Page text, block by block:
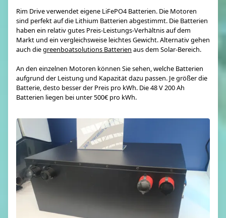
Rim Drive verwendet eigene LiFePO4 Batterien. Die Motoren
sind perfekt auf die Lithium Batterien abgestimmt. Die Batterien
haben ein relativ gutes Preis-Leistungs-Verhältnis auf dem
Markt und ein vergleichsweise leichtes Gewicht. Alternativ gehen
auch diegreenboatsolutions Batterien aus dem Solar-Bereich.
An den einzelnen Motoren können Sie sehen, welche Batterien
aufgrund der Leistung und Kapazität dazu passen. Je größer die
Batterie, desto besser der Preis pro kWh. Die 48 V 200 Ah
Batterien liegen bei unter 500€ pro kWh.